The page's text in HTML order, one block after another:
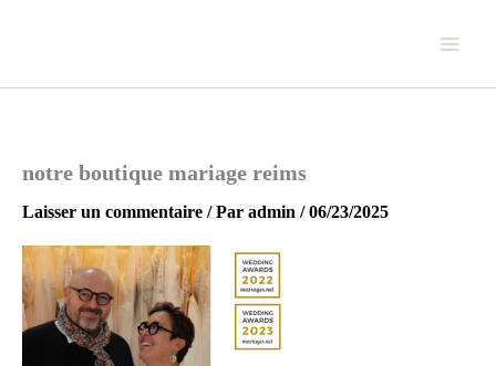
notre boutique mariage reims
Laisser un commentaire / Par admin /06/23/2025